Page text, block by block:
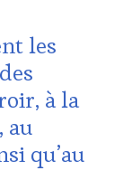
les
à la
au
qu’au